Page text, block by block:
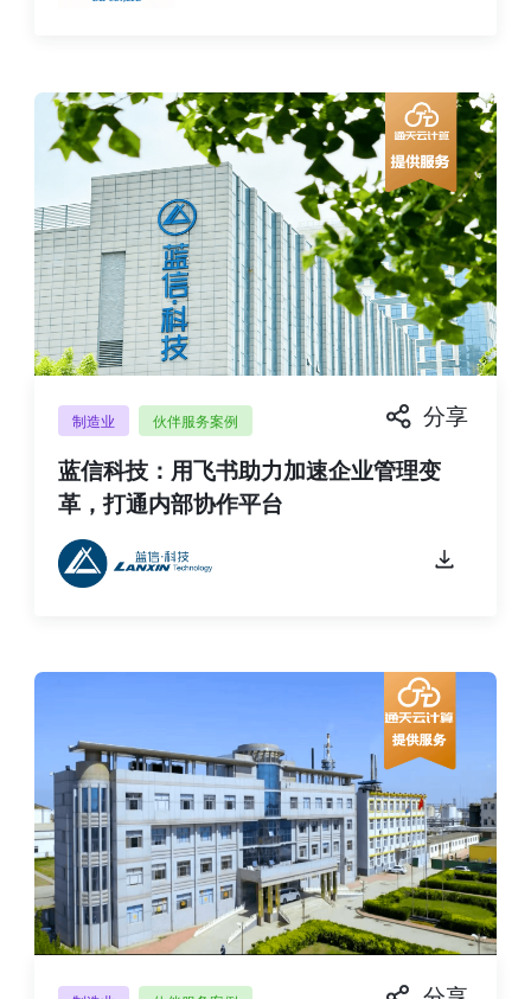
制造业 伙伴服务案例
蓝信科技：用飞书助力加速企业管理变
革，打通内部协作平台
分享